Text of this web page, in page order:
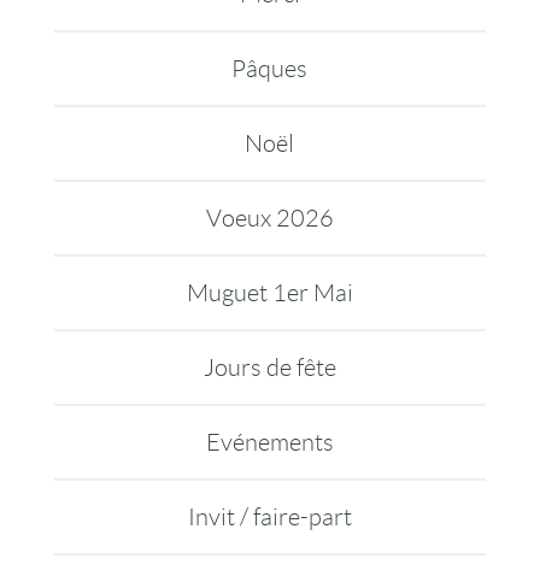
Pâques
Noël
Voeux 2026
Muguet 1er Mai
Jours de fête
Evénements
Invit / faire-part